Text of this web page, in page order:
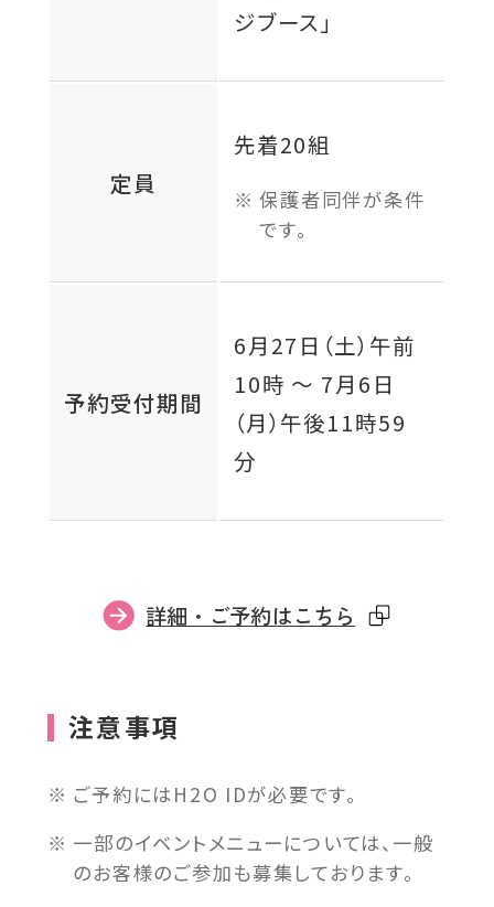
ジブース」
定員
先着20組
保護者同伴が条件
です。
予約受付期間
6月27日（土） 午前
10時 〜 7月6日
（月） 午後11時59
分
外
イ
ト
別
ウ
イ
詳細・ご予約はこちら
注意事項
ご予約にはH2O IDが必要です。
一部のイベントメニューについては、一般
のお客様のご参加も募集しております。